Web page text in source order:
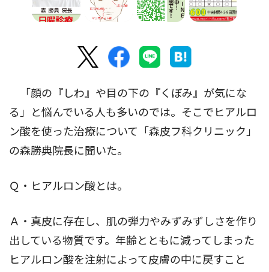
「顔の『しわ』や目の下の『くぼみ』が気にな
る」と悩んでいる人も多いのでは。そこでヒアルロ
ン酸を使った治療について「森皮フ科クリニック」
の森勝典院長に聞いた。
Ｑ・ヒアルロン酸とは。
Ａ・真皮に存在し、肌の弾力やみずみずしさを作り
出している物質です。年齢とともに減ってしまった
ヒアルロン酸を注射によって皮膚の中に戻すこと